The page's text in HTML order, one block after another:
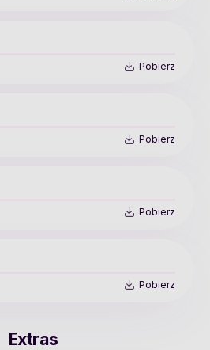
Pobierz
Pobierz
Pobierz
Pobierz
Extras